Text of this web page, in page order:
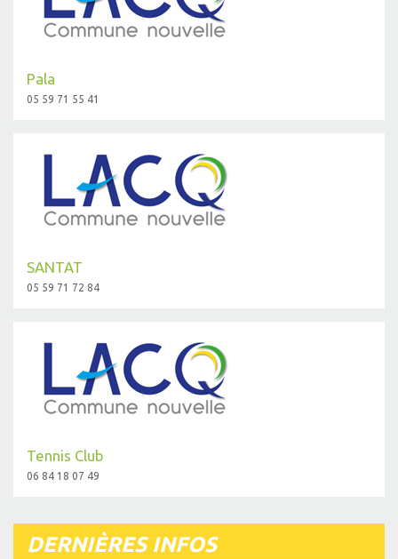
Pala
05 59 71 55 41
SANTAT
05 59 71 72 84
Tennis Club
06 84 18 07 49
DERNIÈRES INFOS